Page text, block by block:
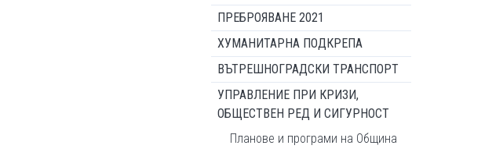
ПРЕБРОЯВАНЕ 2021
ХУМАНИТАРНА ПОДКРЕПА
ВЪТРЕШНОГРАДСКИ ТРАНСПОРТ
УПРАВЛЕНИЕ ПРИ КРИЗИ,
ОБЩЕСТВЕН РЕД И СИГУРНОСТ
Планове и програми на Община